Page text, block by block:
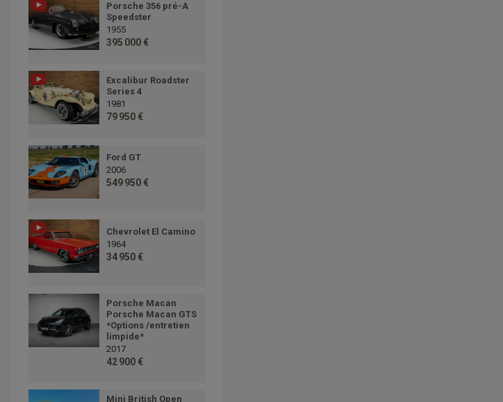
Porsche 356 pré-A
Speedster
1955
395 000 €
Excalibur Roadster
Series 4
1981
79 950 €
Ford GT
2006
549 950 €
Chevrolet El Camino
1964
34 950 €
Porsche Macan
Porsche Macan GTS
*Options /entretien
limpide*
2017
42 900 €
Mini British Open